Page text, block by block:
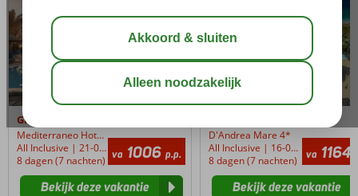
Griekenland / Kreta
Mediterraneo Hotel 4*
All Inclusive | 21-08-2026
8 dagen (7 nachten) va 1006 p.p.
Bekijk deze vakantie
Hotel
D'Andrea Mare 4*
All Inclusive | 16-08-2026
8 dagen (7 nachten)
va 1164
Bekijk deze vakantie